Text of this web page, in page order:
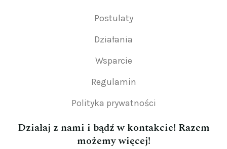
Postulaty
Działania
Wsparcie
Regulamin
Polityka prywatności
Działaj z nami i bądź w kontakcie! Razem
możemy więcej!